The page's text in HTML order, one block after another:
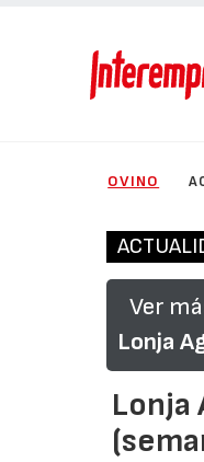
OVINO
Ver
Lonja
Lonja